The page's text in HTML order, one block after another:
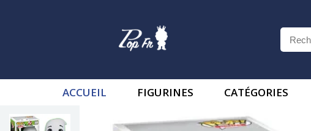
ACCUEIL FIGURINES CATÉGORIES